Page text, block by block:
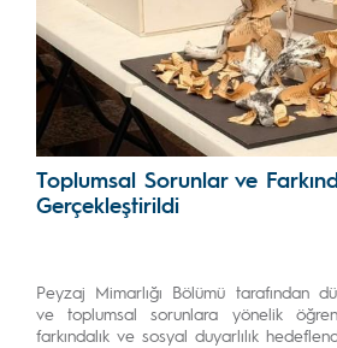
Toplumsal Sorunlar ve
Gerçekleştirildi
Peyzaj Mimarlığı Bölümü tarafından
ve toplumsal sorunlara yönelik
farkındalık ve sosyal duyarlılık